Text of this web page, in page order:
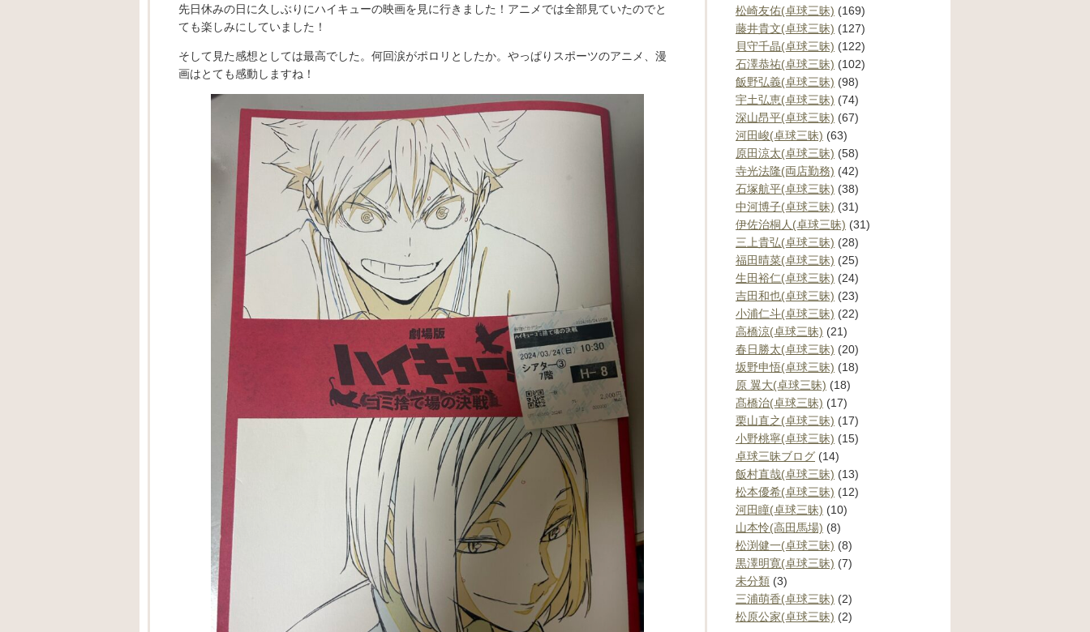
先日休みの日に久しぶりにハイキューの映画を見に行きました！アニメでは全部見ていたのでと
ても楽しみにしていました！
そして見た感想としては最高でした。何回涙がポロリとしたか。やっぱりスポーツのアニメ、漫
画はとても感動しますね！
松崎友佑(卓球三昧) (169)
藤井貴文(卓球三昧) (127)
貝守千晶(卓球三昧) (122)
石澤恭祐(卓球三昧) (102)
飯野弘義(卓球三昧) (98)
宇土弘恵(卓球三昧) (74)
深山昂平(卓球三昧) (67)
河田峻(卓球三昧) (63)
原田涼太(卓球三昧) (58)
寺光法隆(両店勤務) (42)
石塚航平(卓球三昧) (38)
中河博子(卓球三昧) (31)
伊佐治桐人(卓球三昧) (31)
三上貴弘(卓球三昧) (28)
福田晴菜(卓球三昧) (25)
生田裕仁(卓球三昧) (24)
吉田和也(卓球三昧) (23)
小浦仁斗(卓球三昧) (22)
高橋涼(卓球三昧) (21)
春日勝太(卓球三昧) (20)
坂野申悟(卓球三昧) (18)
原 翼大(卓球三昧) (18)
髙橋治(卓球三昧) (17)
栗山直之(卓球三昧) (17)
小野桃寧(卓球三昧) (15)
卓球三昧ブログ (14)
飯村直哉(卓球三昧) (13)
松本優希(卓球三昧) (12)
河田瞳(卓球三昧) (10)
山本怜(高田馬場) (8)
松渕健一(卓球三昧) (8)
黒澤明寛(卓球三昧) (7)
未分類 (3)
三浦萌香(卓球三昧) (2)
松原公家(卓球三昧) (2)